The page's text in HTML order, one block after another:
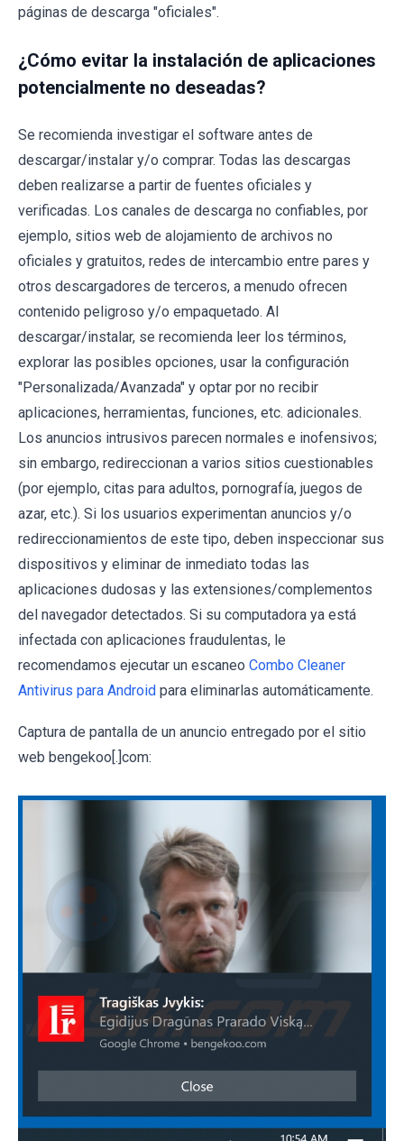
páginas de descarga "oficiales".
¿Cómo evitar la instalación de aplicaciones
potencialmente no deseadas?
Se recomienda investigar el software antes de
descargar/instalar y/o comprar. Todas las descargas
deben realizarse a partir de fuentes oficiales y
verificadas. Los canales de descarga no confiables, por
ejemplo, sitios web de alojamiento de archivos no
oficiales y gratuitos, redes de intercambio entre pares y
otros descargadores de terceros, a menudo ofrecen
contenido peligroso y/o empaquetado. Al
descargar/instalar, se recomienda leer los términos,
explorar las posibles opciones, usar la configuración
"Personalizada/Avanzada" y optar por no recibir
aplicaciones, herramientas, funciones, etc. adicionales.
Los anuncios intrusivos parecen normales e inofensivos;
sin embargo, redireccionan a varios sitios cuestionables
(por ejemplo, citas para adultos, pornografía, juegos de
azar, etc.). Si los usuarios experimentan anuncios y/o
redireccionamientos de este tipo, deben inspeccionar sus
dispositivos y eliminar de inmediato todas las
aplicaciones dudosas y las extensiones/complementos
del navegador detectados. Si su computadora ya está
infectada con aplicaciones fraudulentas, le
recomendamos ejecutar un escaneo Combo Cleaner
Antivirus para Android para eliminarlas automáticamente.
Captura de pantalla de un anuncio entregado por el sitio
web bengekoo[.]com: